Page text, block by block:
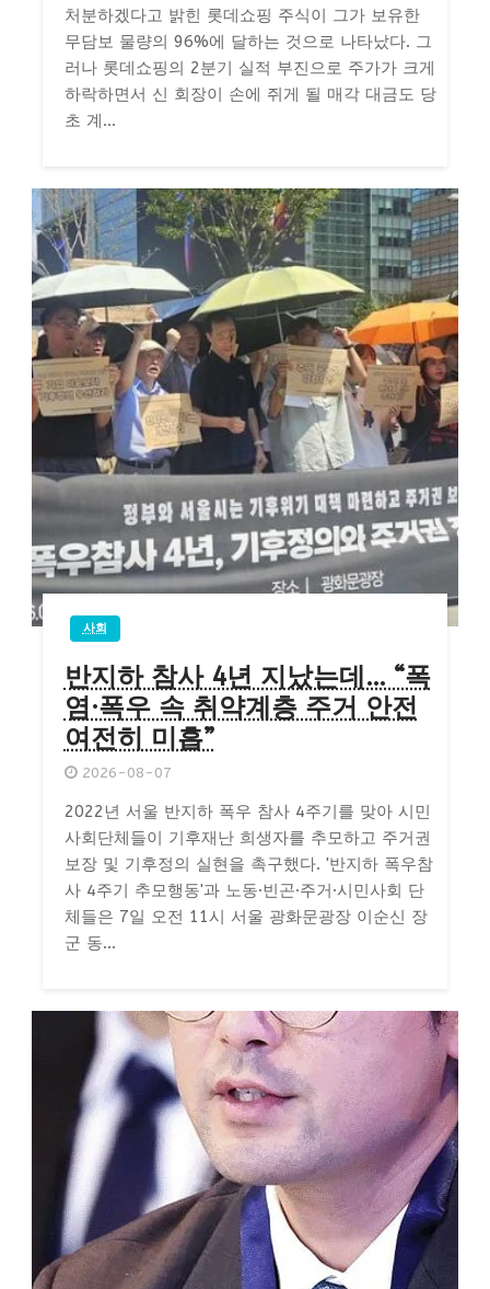
처분하겠다고 밝힌 롯데쇼핑 주식이 그가 보유한
무담보 물량의 96%에 달하는 것으로 나타났다. 그
러나 롯데쇼핑의 2분기 실적 부진으로 주가가 크게
하락하면서 신 회장이 손에 쥐게 될 매각 대금도 당
초 계...
사회
반지하 참사 4년 지났는데… “폭
염·폭우 속 취약계층 주거 안전
여전히 미흡”
2026-08-07
2022년 서울 반지하 폭우 참사 4주기를 맞아 시민
사회단체들이 기후재난 희생자를 추모하고 주거권
보장 및 기후정의 실현을 촉구했다. '반지하 폭우참
사 4주기 추모행동'과 노동·빈곤·주거·시민사회 단
체들은 7일 오전 11시 서울 광화문광장 이순신 장
군 동...